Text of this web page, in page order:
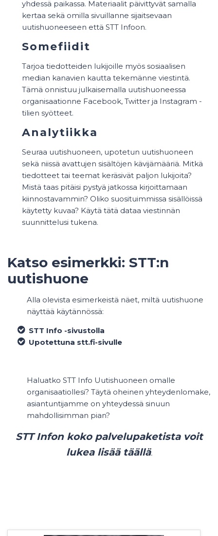
yhdessä paikassa. Materiaalit päivittyvät samalla
kertaa sekä omilla sivuillanne sijaitsevaan
uutishuoneeseen että STT Infoon.
Somefiidit
Tarjoa tiedotteiden lukijoille myös sosiaalisen
median kanavien kautta tekemänne viestintä.
Tämä onnistuu julkaisemalla uutishuoneessa
organisaationne Facebook, Twitter ja Instagram -
tilien syötteet.
Analytiikka
Seuraa uutishuoneen, upotetun uutishuoneen
sekä niissä avattujen sisältöjen kävijämääriä. Mitkä
tiedotteet tai teemat keräsivät paljon lukijoita?
Mistä taas pitäisi pystyä jatkossa kirjoittamaan
kiinnostavammin? Oliko suosituimmissa sisällöissä
käytetty kuvaa? Käytä tätä dataa viestinnän
suunnittelusi tukena.
Katso esimerkki: STT:n
uutishuone
Alla olevista esimerkeistä näet, miltä uutishuone
näyttää käytännössä:
STT Info -sivustolla
Upotettuna stt.fi-sivulle
Haluatko STT Info Uutishuoneen omalle
organisaatiollesi? Täytä oheinen yhteydenlomake,
asiantuntijamme on yhteydessä sinuun
mahdollisimman pian?
STT Infon koko palvelupaketista voit
lukea lisää täällä.